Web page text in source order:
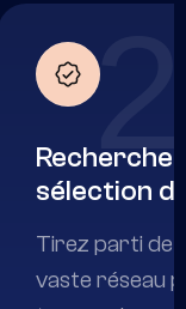
2
Recherche
sélection
Tirez parti de
vaste réseau